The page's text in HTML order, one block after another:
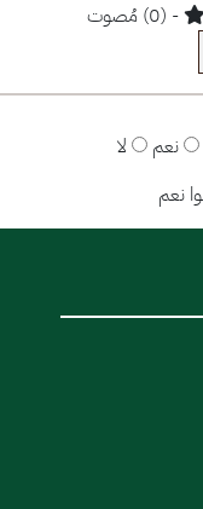
- (0) مُصوت
نعم
لا